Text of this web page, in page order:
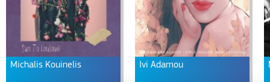
Michalis Kouinelis Ivi Adamou